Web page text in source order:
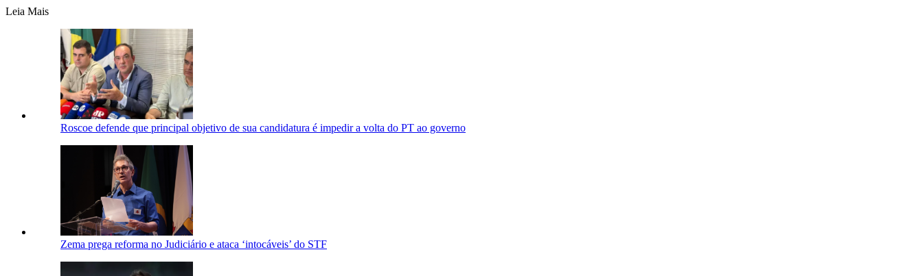
Leia Mais
Roscoe defende que principal objetivo de sua candidatura é impedir a volta do PT ao governo
Zema prega reforma no Judiciário e ataca ‘intocáveis’ do STF